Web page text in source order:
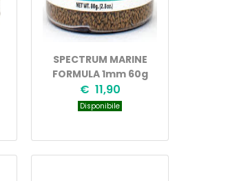
SPECTRUM MARINE
FORMULA 1mm 60g
€ 11,90
Disponibile